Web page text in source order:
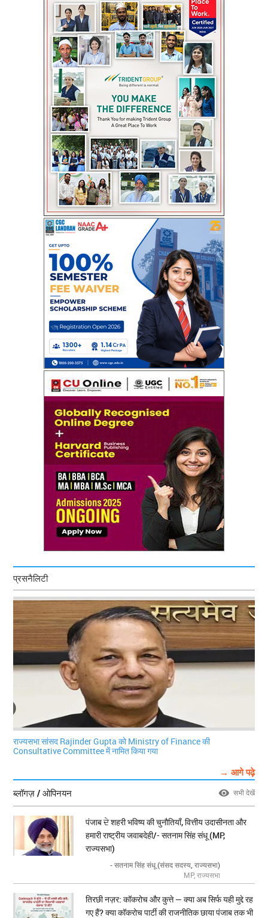
प्रसनैलिटी
राज्यसभा सांसद Rajinder Gupta को Ministry of Finance की
Consultative Committee में नामित किया गया
→ आगे पढ़े
ब्लॉगज़ / ओपिनयन
सभी देखें
पंजाब ਦੇ शहरी भविष्य की चुनौतियाँ, वित्तीय उदासीनता और
हमारी राष्ट्रीय जवाबदेही/- सतनाम सिंह संधू (MP,
राज्यसभा)
- सतनाम सिंह संधू (संसद सदस्य, राज्यसभा)
MP, राज्यसभा
तिरछी नज़र: कॉकरोच और कुत्ते — क्या अब सिर्फ यही मुद्दे रह
गए हैं? क्या कॉकरोच पार्टी की राजनीतिक छाया पंजाब तक भी